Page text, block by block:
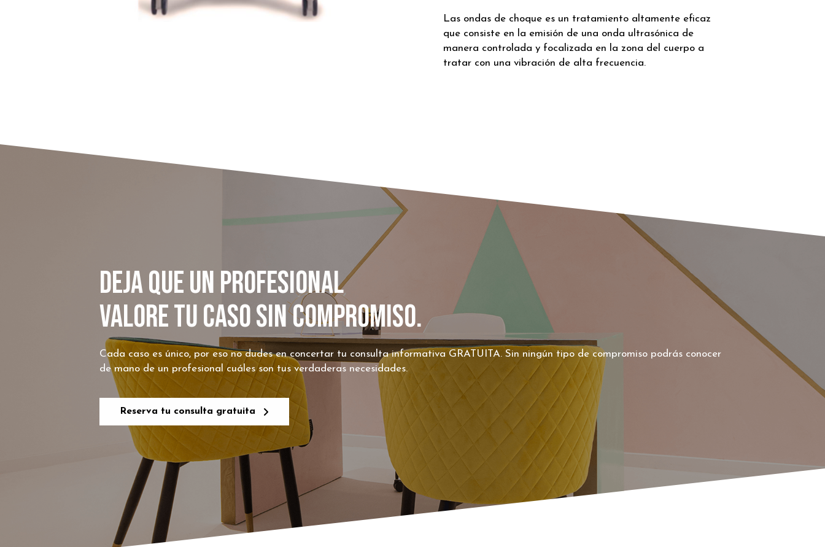
Las ondas de choque es un tratamiento altamente eficaz
que consiste en la emisión de una onda ultrasónica de
manera controlada y focalizada en la zona del cuerpo a
tratar con una vibración de alta frecuencia.
DEJA QUE UN PROFESIONAL
VALORE TU CASO SIN COMPROMISO.
Cada caso es único, por eso no dudes en concertar tu consulta informativa GRATUITA. Sin ningún tipo de compromiso podrás conocer
de mano de un profesional cuáles son tus verdaderas necesidades.
Reserva tu consulta gratuita